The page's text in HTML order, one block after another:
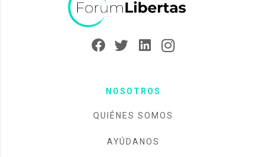
NOSOTROS
QUIÉNES SOMOS
AYÚDANOS